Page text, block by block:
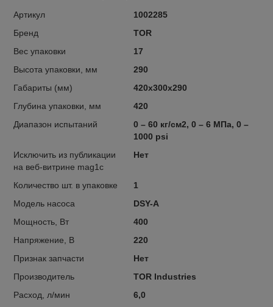
Артикул
1002285
Бренд
TOR
Вес упаковки
17
Высота упаковки, мм
290
Габариты (мм)
420х300х290
Глубина упаковки, мм
420
Диапазон испытаний
0 – 60 кг/см2, 0 – 6 МПа, 0 –
1000 psi
Исключить из публикации
на веб-витрине mag1c
Нет
Количество шт. в упаковке
1
Модель насоса
DSY-A
Мощность, Вт
400
Напряжение, В
220
Признак запчасти
Нет
Производитель
TOR Industries
Расход, л/мин
6,0